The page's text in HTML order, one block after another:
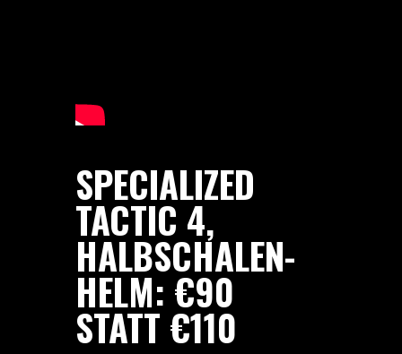
SPECIALIZED
TACTIC 4,
HALBSCHALEN-
HELM: €90
STATT €110